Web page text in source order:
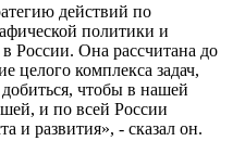
действий по
политики и
России. Она рассчитана до
целого комплекса задач,
чтобы в нашей
и по всей России
и развития», - сказал он.